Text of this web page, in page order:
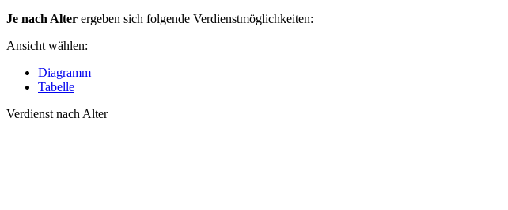
Je nach Alter ergeben sich folgende Verdienstmöglichkeiten:
Ansicht wählen:
Diagramm
Tabelle
Verdienst nach Alter